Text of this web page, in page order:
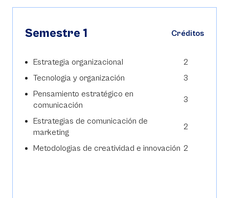
Semestre 1 Créditos
Estrategia organizacional
2
Tecnologia y organización
3
Pensamiento estratégico en
comunicación
3
Estrategias de comunicación de
marketing
2
Metodologias de creatividad e innovación 2